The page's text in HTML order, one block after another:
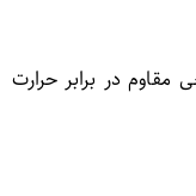
مقاوم در برابر حرارت